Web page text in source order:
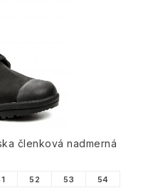
členková nadmerná
52 53 54